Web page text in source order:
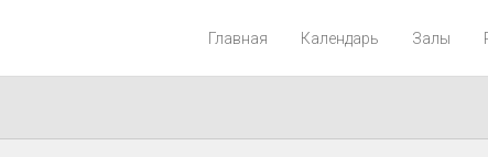
Главная Календарь Залы